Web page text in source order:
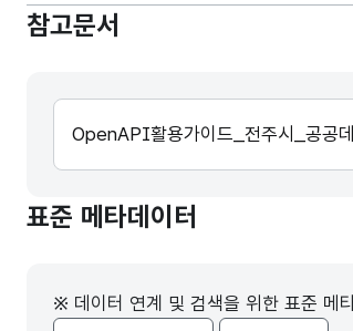
참고문서
OpenAPI활용가이드_전주시_공공
표준 메타데이터
※ 데이터 연계 및 검색을 위한 표준 메